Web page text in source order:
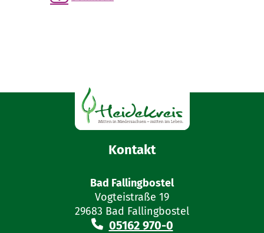
Kontakt
Bad Fallingbostel
Vogteistraße 19
29683 Bad Fallingbostel
05162 970-0